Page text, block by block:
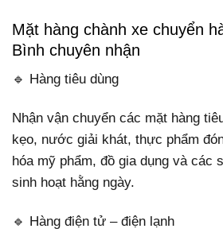
Mặt hàng chành xe chuyển
Bình chuyên nhận
🔹 Hàng tiêu dùng
Nhận vận chuyển các mặt hàng
kẹo, nước giải khát, thực phẩm
hóa mỹ phẩm, đồ gia dụng và các
sinh hoạt hằng ngày.
🔹 Hàng điện tử – điện lạnh